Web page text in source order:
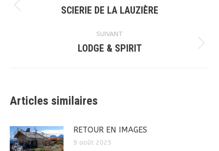
article
Article
:
SCIERIE DE LA LAUZIÈRE
SUIVANT
Article
LODGE & SPIRIT
Articles similaires
RETOUR EN IMAGES
9 août 2025